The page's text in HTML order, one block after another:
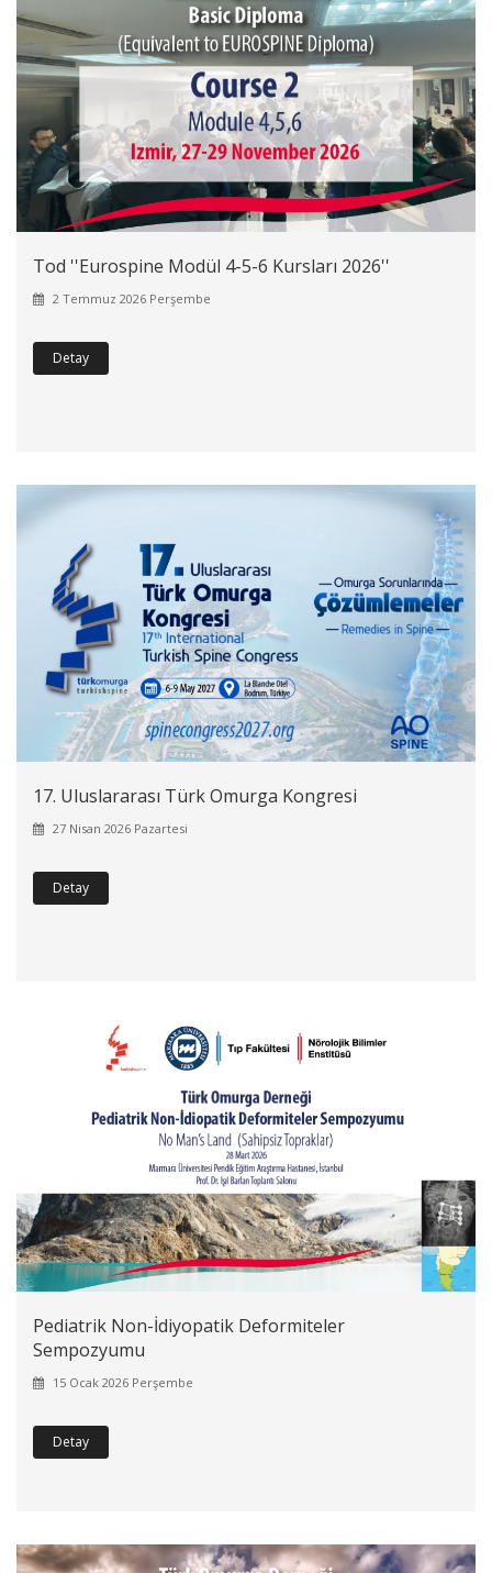
Tod ''Eurospine Modül 4-5-6 Kursları 2026''
2 Temmuz 2026 Perşembe
Detay
17. Uluslararası Türk Omurga Kongresi
27 Nisan 2026 Pazartesi
Detay
Pediatrik Non-İdiyopatik Deformiteler
Sempozyumu
15 Ocak 2026 Perşembe
Detay